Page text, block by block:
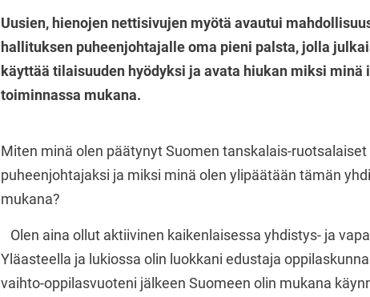
Uusien, hienojen nettisivujen myötä avautui
hallituksen puheenjohtajalle oma pieni palsta, jolla
käyttää tilaisuuden hyödyksi ja avata hiukan miksi minä
toiminnassa mukana.
Miten minä olen päätynyt Suomen tanskalais-
puheenjohtajaksi ja miksi minä olen ylipäätään tämän
mukana?
Olen aina ollut aktiivinen kaikenlaisessa yhdistys- ja
Yläasteella ja lukiossa olin luokkani edustaja
vaihto-oppilasvuoteni jälkeen Suomeen olin mukana